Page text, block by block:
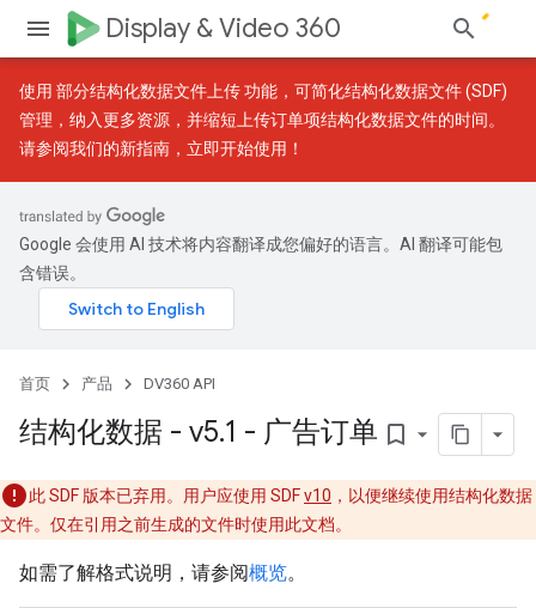
Display & Video 360
使用 部分结构化数据文件上传功能，可简化结构化数据文件 (SDF)
管理，纳入更多资源，并缩短上传订单项结构化数据文件的时间。
请参阅我们的新指南 ，立即开始使用！
Google 会使用 AI 技术将内容翻译成您偏好的语言。AI 翻译可能包
含错误。
首页 产品 DV360 API
结构化数据 - v5.1 - 广告订单 bookmark_border
此 SDF 版本已弃用。用户应使用 SDFv10 ，以便继续使用结构化数据
文件。仅在引用之前生成的文件时使用此文档。
如需了解格式说明，请参阅概览。